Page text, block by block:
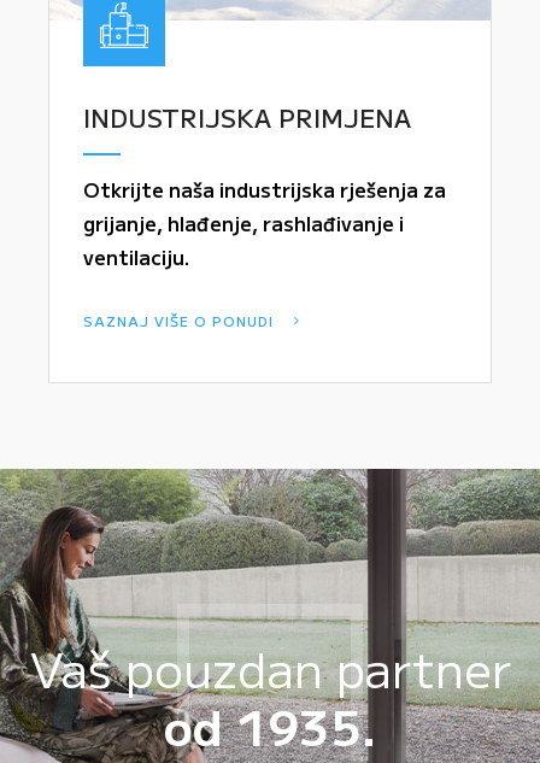
INDUSTRIJSKA PRIMJENA
Otkrijte naša industrijska rješenja za
grijanje, hlađenje, rashlađivanje i
ventilaciju.
SAZNAJ VIŠE O PONUDI
Vaš pouzdan partner
od 1935.